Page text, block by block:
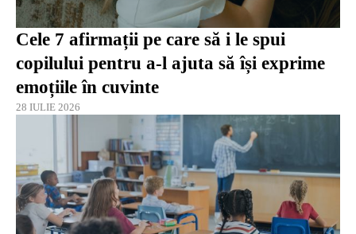
Cele 7 afirmații pe care să i le spui
copilului pentru a-l ajuta să își exprime
emoțiile în cuvinte
28 IULIE 2026